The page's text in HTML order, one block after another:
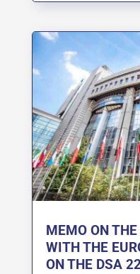
MEMO ON THE
WITH THE
ON THE DSA